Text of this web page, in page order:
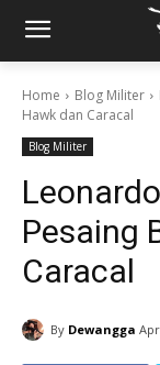
Home Blog Militer
Hawk dan Caracal
Blog Militer
Pesaing
Caracal
By Dewangga